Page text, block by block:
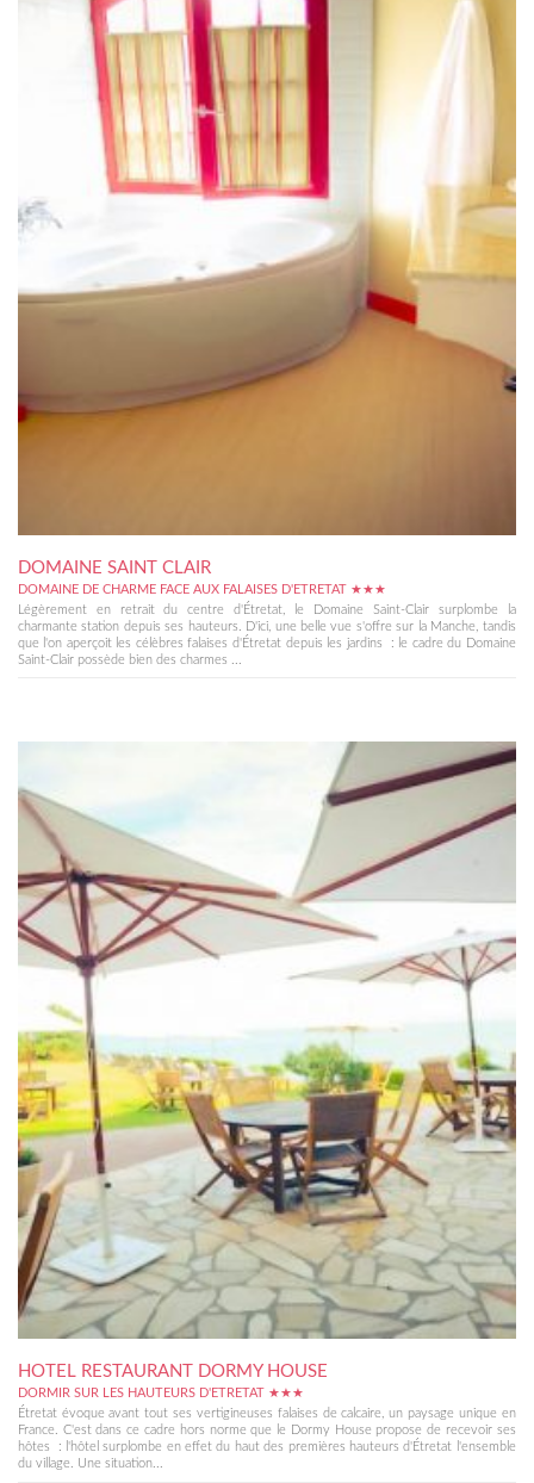
DOMAINE SAINT CLAIR
DOMAINE DE CHARME FACE AUX FALAISES D'ETRETAT ★★★
Légèrement en retrait du centre d'Étretat, le Domaine Saint-Clair surplombe la
charmante station depuis ses hauteurs. D'ici, une belle vue s'offre sur la Manche, tandis
que l'on aperçoit les célèbres falaises d'Étretat depuis les jardins : le cadre du Domaine
Saint-Clair possède bien des charmes ...
HOTEL RESTAURANT DORMY HOUSE
DORMIR SUR LES HAUTEURS D'ETRETAT ★★★
Étretat évoque avant tout ses vertigineuses falaises de calcaire, un paysage unique en
France. C'est dans ce cadre hors norme que le Dormy House propose de recevoir ses
hôtes : l'hôtel surplombe en effet du haut des premières hauteurs d'Étretat l'ensemble
du village. Une situation...